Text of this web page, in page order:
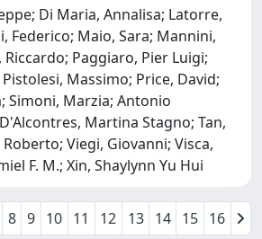
Di Maria, Annalisa; Latorre,
Federico; Maio, Sara; Mannini,
Riccardo; Paggiaro, Pier Luigi;
Massimo; Price, David;
Simoni, Marzia; Antonio
Martina Stagno; Tan,
Viegi, Giovanni; Visca,
F. M.; Xin, Shaylynn Yu Hui
8 9 10 11 12 13 14 15 16